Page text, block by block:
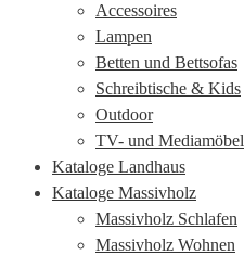
Accessoires
Lampen
Betten und Bettsofas
Schreibtische & Kids
Outdoor
TV- und Mediamöbel
Kataloge Landhaus
Kataloge Massivholz
Massivholz Schlafen
Massivholz Wohnen